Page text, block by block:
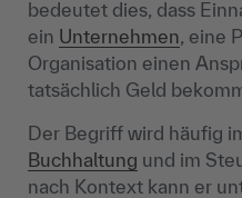
bedeutet dies, dass
ein Unternehmen, eine
Organisation einen
tatsächlich Geld
Der Begriff wird häufig
Buchhaltung und im
nach Kontext kann er